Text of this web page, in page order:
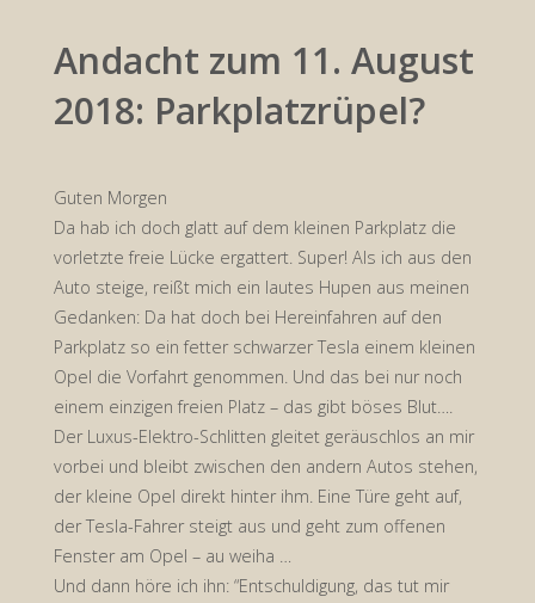
Andacht zum 11. August
2018: Parkplatzrüpel?
Guten Morgen
Da hab ich doch glatt auf dem kleinen Parkplatz die
vorletzte freie Lücke ergattert. Super! Als ich aus den
Auto steige, reißt mich ein lautes Hupen aus meinen
Gedanken: Da hat doch bei Hereinfahren auf den
Parkplatz so ein fetter schwarzer Tesla einem kleinen
Opel die Vorfahrt genommen. Und das bei nur noch
einem einzigen freien Platz – das gibt böses Blut….
Der Luxus-Elektro-Schlitten gleitet geräuschlos an mir
vorbei und bleibt zwischen den andern Autos stehen,
der kleine Opel direkt hinter ihm. Eine Türe geht auf,
der Tesla-Fahrer steigt aus und geht zum offenen
Fenster am Opel – au weiha …
Und dann höre ich ihn: “Entschuldigung, das tut mir